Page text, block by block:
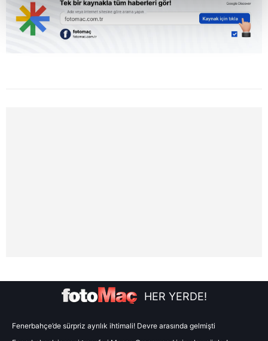
kalemimiz olduğunu sizlere hatırlatmak isteriz.
Her halükârda, kullanıcılar, bu çerezlere izin vermedikleri
6698 sayılı Kişisel Verilerin Korunması Kanunu uyarınca
HER YERDE!
Fenerbahçe’de sürpriz ayrılık ihtimali! Devre arasında gelmişti